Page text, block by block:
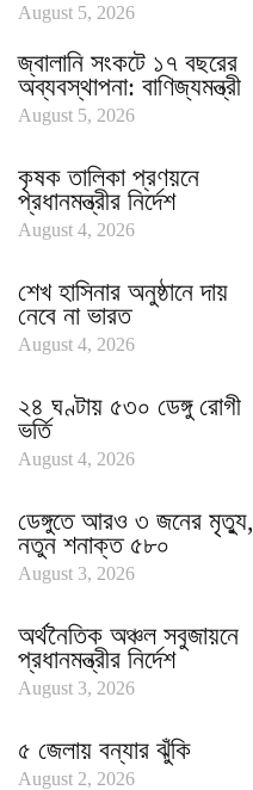
August 5, 2026
জ্বালানি সংকটে ১৭ বছরের
অব্যবস্থাপনা: বাণিজ্যমন্ত্রী
August 5, 2026
কৃষক তালিকা প্রণয়নে
প্রধানমন্ত্রীর নির্দেশ
August 4, 2026
শেখ হাসিনার অনুষ্ঠানে দায়
নেবে না ভারত
August 4, 2026
২৪ ঘণ্টায় ৫৩০ ডেঙ্গু রোগী
ভর্তি
August 4, 2026
ডেঙ্গুতে আরও ৩ জনের মৃত্যু,
নতুন শনাক্ত ৫৮০
August 3, 2026
অর্থনৈতিক অঞ্চল সবুজায়নে
প্রধানমন্ত্রীর নির্দেশ
August 3, 2026
৫ জেলায় বন্যার ঝুঁকি
August 2, 2026